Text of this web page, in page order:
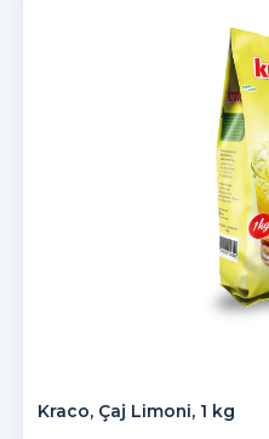
Kraco, Çaj Limoni, 1 kg